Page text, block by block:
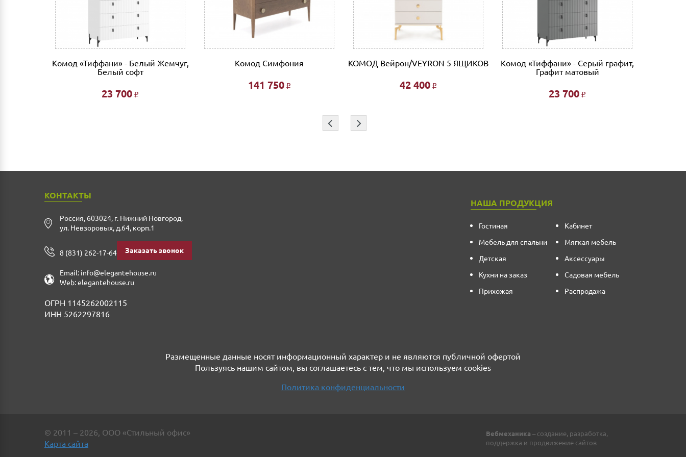
⇦
Комод «Тиффани» - Белый Жемчуг,
Белый софт
23 700 Р
Комод Симфония
141 750 Р
КОМОД Вейрон/VEYRON 5 ЯЩИКОВ
42 400 Р
Комод «Тиффани» - Серый графит,
Графит матовый
23 700 Р
⇨
КОНТАКТЫ
Россия, 603024, г. Нижний Новгород,
ул. Невзоровых, д.64, корп.1
8 (831) 262-17-64 Заказать звонок
Email: info@elegantehouse.ru
Web:elegantehouse.ru
ОГРН 1145262002115
ИНН 5262297816
НАША ПРОДУКЦИЯ
Гостиная
Мебель для спальни
Детская
Кухни на заказ
Прихожая
Кабинет
Мягкая мебель
Аксессуары
Садовая мебель
Распродажа
Размещенные данные носят информационный характер и не являются публичной офертой
Пользуясь нашим сайтом, вы соглашаетесь с тем, что мы используем cookies
Политика конфиденциальности
© 2011 – 2026, ООО «Стильный офис»
Карта сайта
Вебмеханика – создание, разработка,
поддержка и продвижение сайтов